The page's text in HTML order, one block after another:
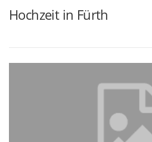
Hochzeit in Fürth